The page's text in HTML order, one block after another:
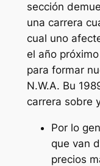
sección
una carrera
cual uno
el año
para formar
N.W.A. Bu
carrera sobre
Por ⁤lo
⁤que van
precios